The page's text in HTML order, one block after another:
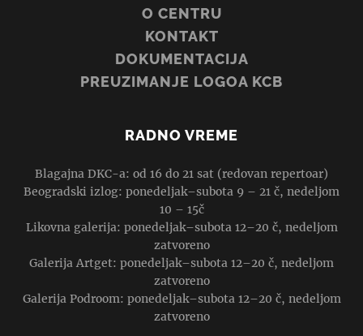
O CENTRU
KONTAKT
DOKUMENTACIJA
PREUZIMANJE LOGOA KCB
RADNO VREME
Blagajna DKC-a: od 16 do 21 sat (redovan repertoar)
Beogradski izlog: ponedeljak–subota 9 – 21 č, nedeljom
10 – 15č
Likovna galerija: ponedeljak–subota 12–20 č, nedeljom
zatvoreno
Galerija Artget: ponedeljak–subota 12–20 č, nedeljom
zatvoreno
Galerija Podroom: ponedeljak–subota 12–20 č, nedeljom
zatvoreno